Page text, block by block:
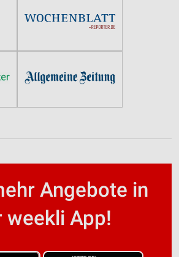
Angebote in
weekli App!